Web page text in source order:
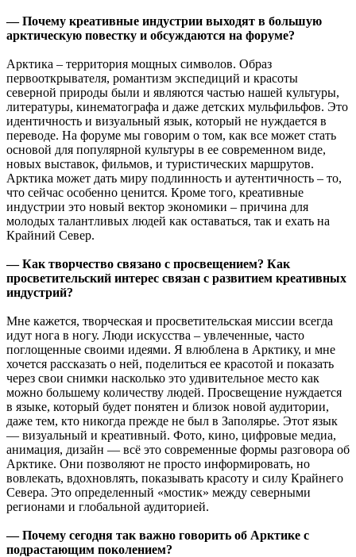
— Почему креативные индустрии выходят в большую
арктическую повестку и обсуждаются на форуме?
Арктика – территория мощных символов. Образ
первооткрывателя, романтизм экспедиций и красоты
северной природы были и являются частью нашей культуры,
литературы, кинематографа и даже детских мульфильфов. Это
идентичность и визуальный язык, который не нуждается в
переводе. На форуме мы говорим о том, как все может стать
основой для популярной культуры в ее современном виде,
новых выставок, фильмов, и туристических маршрутов.
Арктика может дать миру подлинность и аутентичность – то,
что сейчас особенно ценится. Кроме того, креативные
индустрии это новый вектор экономики – причина для
молодых талантливых людей как оставаться, так и ехать на
Крайний Север.
— Как творчество связано с просвещением? Как
просветительский интерес связан с развитием креативных
индустрий?
Мне кажется, творческая и просветительская миссии всегда
идут нога в ногу. Люди искусства – увлеченные, часто
поглощенные своими идеями. Я влюблена в Арктику, и мне
хочется рассказать о ней, поделиться ее красотой и показать
через свои снимки насколько это удивительное место как
можно большему количеству людей. Просвещение нуждается
в языке, который будет понятен и близок новой аудитории,
даже тем, кто никогда прежде не был в Заполярье. Этот язык
— визуальный и креативный. Фото, кино, цифровые медиа,
анимация, дизайн — всё это современные формы разговора об
Арктике. Они позволяют не просто информировать, но
вовлекать, вдохновлять, показывать красоту и силу Крайнего
Севера. Это определенный «мостик» между северными
регионами и глобальной аудиторией.
— Почему сегодня так важно говорить об Арктике с
подрастающим поколением?